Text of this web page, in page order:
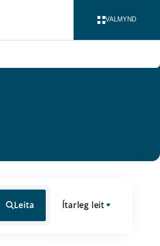
VALMYND
Leita Ítarleg leit